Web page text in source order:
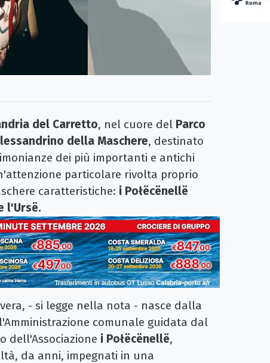
del Carretto, nel cuore del Parco
della Maschere, destinato
dei più importanti e antichi
particolare rivolta proprio
caratteristiche: i Połëcënellë
l'Ursë.
- si legge nella nota - nasce dalla
comunale guidata dal
dell'Associazione i Połëcënellë,
da anni, impegnati in una